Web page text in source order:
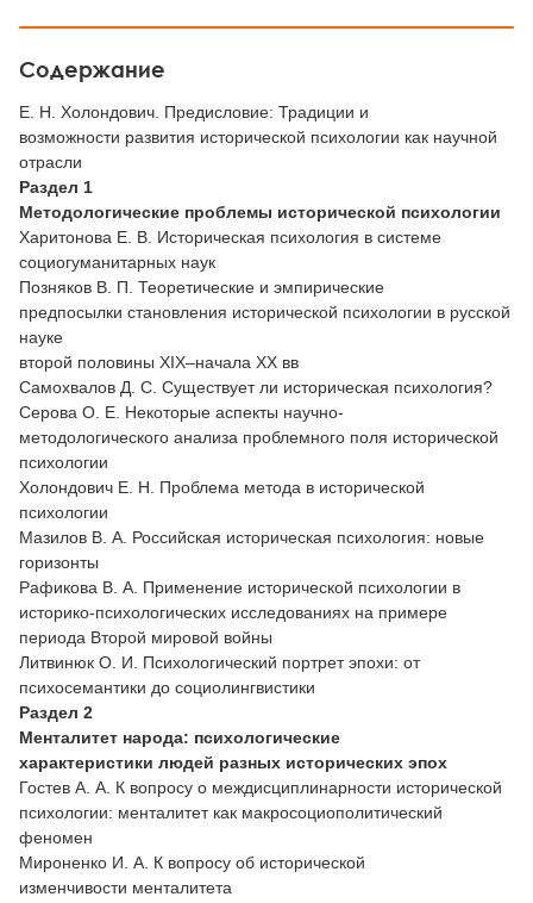
Содержание
Е. Н. Холондович. Предисловие: Традиции и
возможности развития исторической психологии как научной
отрасли
Раздел 1
Методологические проблемы исторической психологии
Харитонова Е. В. Историческая психология в системе
социогуманитарных наук
Позняков В. П. Теоретические и эмпирические
предпосылки становления исторической психологии в русской
науке
второй половины XIX–начала XX вв
Самохвалов Д. С. Существует ли историческая психология?
Серова О. Е. Некоторые аспекты научно-
методологического анализа проблемного поля исторической
психологии
Холондович Е. Н. Проблема метода в исторической
психологии
Мазилов В. А. Российская историческая психология: новые
горизонты
Рафикова В. А. Применение исторической психологии в
историко-психологических исследованиях на примере
периода Второй мировой войны
Литвинюк О. И. Психологический портрет эпохи: от
психосемантики до социолингвистики
Раздел 2
Менталитет народа: психологические
характеристики людей разных исторических эпох
Гостев А. А. К вопросу о междисциплинарности исторической
психологии: менталитет как макросоциополитический
феномен
Мироненко И. А. К вопросу об исторической
изменчивости менталитета